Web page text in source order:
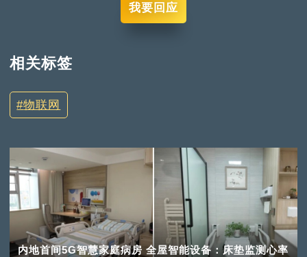
我要回应
相关标签
物联网
内地首间5G智慧家庭病房 全屋智能设备：床垫监测心率